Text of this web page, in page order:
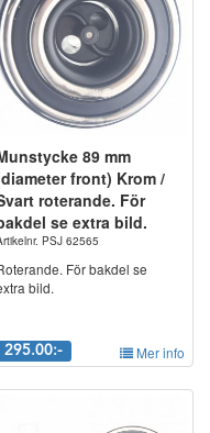
89 mm
front) Krom /
roterande. För
se extra bild.
PSJ 62565
För bakdel se
bild.
295.00:- Mer info